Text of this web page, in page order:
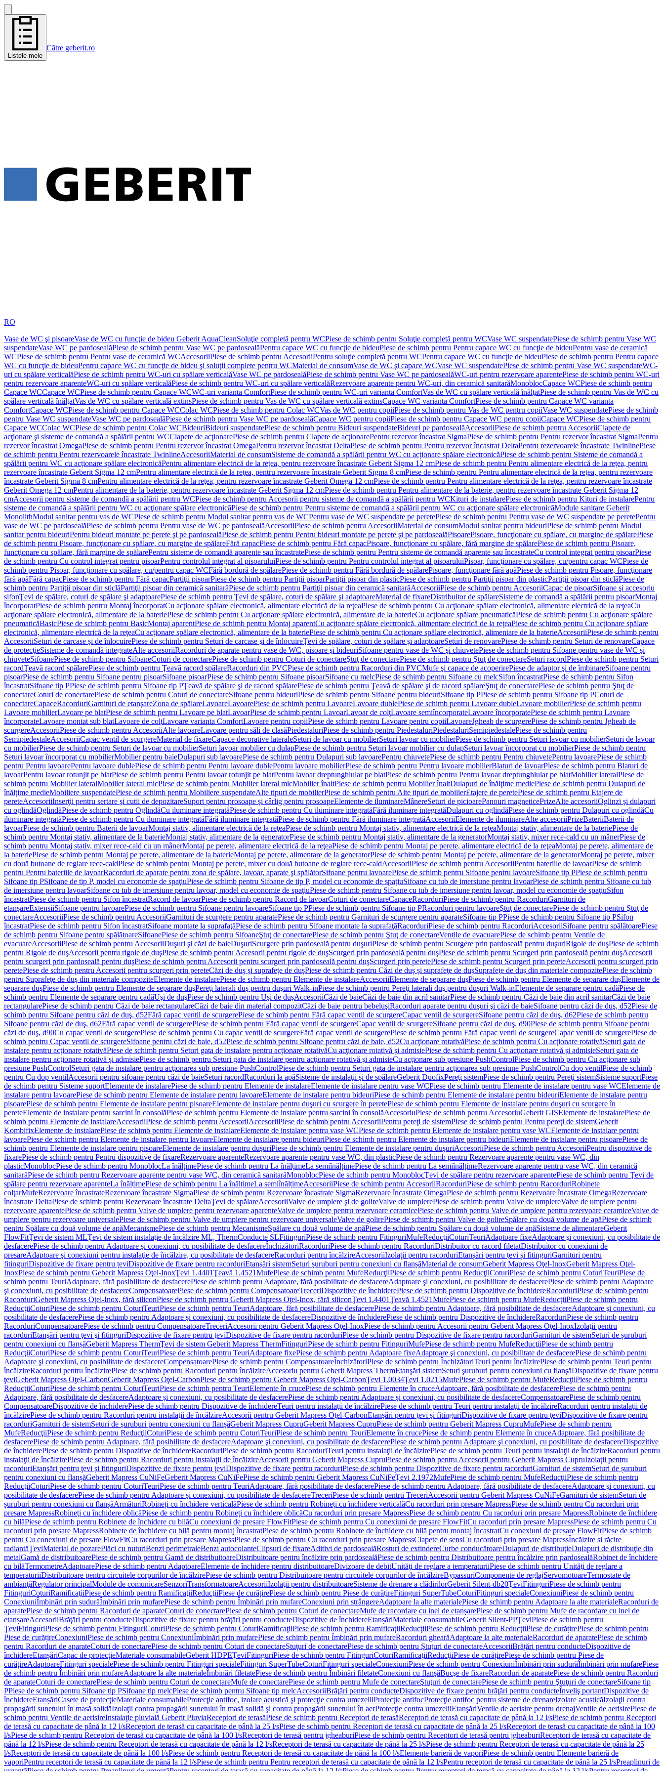
Listele mele
Către geberit.ro
RO
Vase de WC şi pisoareVase de WC cu funcţie de bideu Geberit AquaCleanSoluţie completă pentru WCPiese de schimb pentru Soluţie completă pentru WCVase WC suspendatePiese de schimb pentru Vase WC
suspendateVase WC pe pardosealăPiese de schimb pentru Vase WC pe pardosealăPentru capace WC cu funcţie de bideuPiese de schimb pentru Pentru capace WC cu funcţie de bideuPentru vase de ceramică
WCPiese de schimb pentru Pentru vase de ceramică WCAccesoriiPiese de schimb pentru AccesoriiPentru soluţie completă pentru WCPentru capace WC cu funcţie de bideuPiese de schimb pentru Pentru capace
WC cu funcţie de bideuPentru capace WC cu funcţie de bideu şi soluţii complete pentru WCMaterial de consumVase de WC şi capace WCVase WC suspendatePiese de schimb pentru Vase WC suspendateWC-
uri cu spălare verticalăPiese de schimb pentru WC-uri cu spălare verticalăVase WC pe pardosealăPiese de schimb pentru Vase WC pe pardosealăWC-uri pentru rezervoare aparentePiese de schimb pentru WC-uri
pentru rezervoare aparenteWC-uri cu spălare verticalăPiese de schimb pentru WC-uri cu spălare verticalăRezervoare aparente pentru WC-uri, din ceramică sanitarăMonoblocCapace WCPiese de schimb pentru
Capace WCCapace WCPiese de schimb pentru Capace WCWC-uri varianta ComfortPiese de schimb pentru WC-uri varianta ComfortVas de WC cu spălare verticală înălţatPiese de schimb pentru Vas de WC cu
spălare verticală înălţatVas de WC cu spălare verticală extinsPiese de schimb pentru Vas de WC cu spălare verticală extinsCapace WC varianta ComfortPiese de schimb pentru Capace WC varianta
ComfortCapace WCPiese de schimb pentru Capace WCColac WCPiese de schimb pentru Colac WCVas de WC pentru copiiPiese de schimb pentru Vas de WC pentru copiiVase WC suspendatePiese de schimb
pentru Vase WC suspendateVase WC pe pardosealăPiese de schimb pentru Vase WC pe pardosealăCapace WC pentru copiiPiese de schimb pentru Capace WC pentru copiiCapace WCPiese de schimb pentru
Capace WCColac WCPiese de schimb pentru Colac WCBideuriBideuri suspendatePiese de schimb pentru Bideuri suspendateBideuri pe pardosealăAccesoriiPiese de schimb pentru AccesoriiClapete de
acţionare şi sisteme de comandă a spălării pentru WCClapete de acţionarePiese de schimb pentru Clapete de acţionarePentru rezervor încastrat SigmaPiese de schimb pentru Pentru rezervor încastrat SigmaPentru
rezervor încastrat OmegaPiese de schimb pentru Pentru rezervor încastrat OmegaPentru rezervor încastrat DeltaPiese de schimb pentru Pentru rezervor încastrat DeltaPentru rezervoarele încastrate TwinlinePiese
de schimb pentru Pentru rezervoarele încastrate TwinlineAccesoriiMaterial de consumSisteme de comandă a spălării pentru WC cu acţionare spălare electronicăPiese de schimb pentru Sisteme de comandă a
spălării pentru WC cu acţionare spălare electronicăPentru alimentare electrică de la reţea, pentru rezervoare încastrate Geberit Sigma 12 cmPiese de schimb pentru Pentru alimentare electrică de la reţea, pentru
rezervoare încastrate Geberit Sigma 12 cmPentru alimentare electrică de la reţea, pentru rezervoare încastrate Geberit Sigma 8 cmPiese de schimb pentru Pentru alimentare electrică de la reţea, pentru rezervoare
încastrate Geberit Sigma 8 cmPentru alimentare electrică de la reţea, pentru rezervoare încastrate Geberit Omega 12 cmPiese de schimb pentru Pentru alimentare electrică de la reţea, pentru rezervoare încastrate
Geberit Omega 12 cmPentru alimentare de la baterie, pentru rezervoare încastrate Geberit Sigma 12 cmPiese de schimb pentru Pentru alimentare de la baterie, pentru rezervoare încastrate Geberit Sigma 12
cmAccesorii pentru sisteme de comandă a spălării pentru WCPiese de schimb pentru Accesorii pentru sisteme de comandă a spălării pentru WCKituri de instalarePiese de schimb pentru Kituri de instalarePentru
sisteme de comandă a spălării pentru WC cu acţionare spălare electronicăPiese de schimb pentru Pentru sisteme de comandă a spălării pentru WC cu acţionare spălare electronicăModule sanitare Geberit
MonolithModul sanitar pentru vas de WCPiese de schimb pentru Modul sanitar pentru vas de WCPentru vase de WC suspendate pe peretePiese de schimb pentru Pentru vase de WC suspendate pe peretePentru
vase de WC pe pardosealăPiese de schimb pentru Pentru vase de WC pe pardosealăAccesoriiPiese de schimb pentru AccesoriiMaterial de consumModul sanitar pentru bideuriPiese de schimb pentru Modul
sanitar pentru bideuriPentru bideuri montate pe perete şi pe pardosealăPiese de schimb pentru Pentru bideuri montate pe perete şi pe pardosealăPisoarePisoare, funcţionare cu spălare, cu margine de spălarePiese
de schimb pentru Pisoare, funcţionare cu spălare, cu margine de spălareFără capacPiese de schimb pentru Fără capacPisoare, funcţionare cu spălare, fără margine de spălarePiese de schimb pentru Pisoare,
funcţionare cu spălare, fără margine de spălarePentru sisteme de comandă aparente sau încastratePiese de schimb pentru Pentru sisteme de comandă aparente sau încastrateCu control integrat pentru pisoarPiese
de schimb pentru Cu control integrat pentru pisoarPentru controlul integrat al pisoaruluiPiese de schimb pentru Pentru controlul integrat al pisoaruluiPisoar, funcţionare cu spălare, cu/pentru capac WCPiese de
schimb pentru Pisoar, funcţionare cu spălare, cu/pentru capac WCFără bordură de spălarePiese de schimb pentru Fără bordură de spălarePisoare, funcţionare fără apăPiese de schimb pentru Pisoare, funcţionare
fără apăFără capacPiese de schimb pentru Fără capacPartiţii pisoarPiese de schimb pentru Partiţii pisoarPartiţii pisoar din plasticPiese de schimb pentru Partiţii pisoar din plasticPartiţii pisoar din sticlăPiese de
schimb pentru Partiţii pisoar din sticlăPartiţii pisoar din ceramică sanitarăPiese de schimb pentru Partiţii pisoar din ceramică sanitarăAccesoriiPiese de schimb pentru AccesoriiCapac de pisoarSifoane şi accesoriu
sifonŢevi de spălare, coturi de spălare şi adaptoarePiese de schimb pentru Ţevi de spălare, coturi de spălare şi adaptoareMaterial de fixareDistribuitor de spălareSisteme de comandă a spălării pentru pisoarMontaj
încorporatPiese de schimb pentru Montaj încorporatCu acţionare spălare electronică, alimentare electrică de la reţeaPiese de schimb pentru Cu acţionare spălare electronică, alimentare electrică de la reţeaCu
acţionare spălare electronică, alimentare de la bateriePiese de schimb pentru Cu acţionare spălare electronică, alimentare de la baterieCu acţionare spălare pneumaticăPiese de schimb pentru Cu acţionare spălare
pneumaticăBasicPiese de schimb pentru BasicMontaj aparentPiese de schimb pentru Montaj aparentCu acţionare spălare electronică, alimentare electrică de la reţeaPiese de schimb pentru Cu acţionare spălare
electronică, alimentare electrică de la reţeaCu acţionare spălare electronică, alimentare de la bateriePiese de schimb pentru Cu acţionare spălare electronică, alimentare de la baterieAccesoriiPiese de schimb pentru
AccesoriiSeturi de carcase şi de înlocuirePiese de schimb pentru Seturi de carcase şi de înlocuireŢevi de spălare, coturi de spălare şi adaptoareSeturi de renovarePiese de schimb pentru Seturi de renovareCapace
de protecţieSisteme de comandă integrateAlte accesoriiRacorduri de aparate pentru vase de WC, pisoare şi bideuriSifoane pentru vase de WC şi chiuvetePiese de schimb pentru Sifoane pentru vase de WC şi
chiuveteSifoanePiese de schimb pentru SifoaneCoturi de conectarePiese de schimb pentru Coturi de conectareŞtuţ de conectarePiese de schimb pentru Ştuţ de conectareSeturi racordPiese de schimb pentru Seturi
racordŢeavă racord spălarePiese de schimb pentru Ţeavă racord spălareRacorduri din PVCPiese de schimb pentru Racorduri din PVCMufe şi capace de acoperirePiese de adaptor şi de îmbinareSifoane pentru
pisoarPiese de schimb pentru Sifoane pentru pisoarSifoane pisoarPiese de schimb pentru Sifoane pisoarSifoane cu melcPiese de schimb pentru Sifoane cu melcSifon încastratPiese de schimb pentru Sifon
încastratSifoane tip PPiese de schimb pentru Sifoane tip PŢeavă de spălare şi de racord spălarePiese de schimb pentru Ţeavă de spălare şi de racord spălareŞtuţ de conectarePiese de schimb pentru Ştuţ de
conectareCoturi de conectarePiese de schimb pentru Coturi de conectareSifoane pentru bideuriPiese de schimb pentru Sifoane pentru bideuriSifoane tip PPiese de schimb pentru Sifoane tip PCoturi de
conectareCapaceRacorduriGarnituri de etanşareZona de spălareLavoareLavoarePiese de schimb pentru LavoareLavoare dublePiese de schimb pentru Lavoare dubleLavoare mobilierPiese de schimb pentru
Lavoare mobilierLavoare pe blatPiese de schimb pentru Lavoare pe blatLavoarPiese de schimb pentru LavoarLavoar de colţLavoare semiîncorporateLavoare încorporatePiese de schimb pentru Lavoare
încorporateLavoare montat sub blatLavoare de colţLavoare varianta ComfortLavoare pentru copiiPiese de schimb pentru Lavoare pentru copiiLavoareJgheab de scurgerePiese de schimb pentru Jgheab de
scurgereAccesoriiPiese de schimb pentru AccesoriiAlte lavoareLavoare pentru săli de clasăPiedestaluriPiese de schimb pentru PiedestaluriPiedestaluriSemipiedestalePiese de schimb pentru
SemipiedestaleAccesoriiCapac ventil de scurgereMaterial de fixareCapace decorative lateraleSeturi de lavoar cu mobilierSeturi lavoar cu mobilierPiese de schimb pentru Seturi lavoar cu mobilierSeturi de lavoar
cu mobilierPiese de schimb pentru Seturi de lavoar cu mobilierSeturi lavoar mobilier cu dulapPiese de schimb pentru Seturi lavoar mobilier cu dulapSeturi lavoar încorporat cu mobilierPiese de schimb pentru
Seturi lavoar încorporat cu mobilierMobilier pentru baieDulapuri sub lavoarePiese de schimb pentru Dulapuri sub lavoarePentru chiuvetePiese de schimb pentru Pentru chiuvetePentru lavoarePiese de schimb
pentru Pentru lavoarePentru lavoare dublePiese de schimb pentru Pentru lavoare dublePentru lavoare mobilierPiese de schimb pentru Pentru lavoare mobilierBlaturi de lavoarPiese de schimb pentru Blaturi de
lavoarPentru lavoar rotunjit pe blatPiese de schimb pentru Pentru lavoar rotunjit pe blatPentru lavoar dreptunghiular pe blatPiese de schimb pentru Pentru lavoar dreptunghiular pe blatMobilier lateralPiese de
schimb pentru Mobilier lateralMobilier lateral micPiese de schimb pentru Mobilier lateral micMobilier înaltPiese de schimb pentru Mobilier înaltDulapuri de înălţime mediePiese de schimb pentru Dulapuri de
înălţime medieMobiliere suspendatePiese de schimb pentru Mobiliere suspendateAlte tipuri de mobilierPiese de schimb pentru Alte tipuri de mobilierEtajere de peretePiese de schimb pentru Etajere de
pereteAccesoriiInserţii pentru sertare şi cutii de depozitareSuport pentru prosoape şi cârlig pentru prosoapeElemente de iluminareMânereSeturi de picioarePanouri magneticePrizeAlte accesoriiOglinzi şi dulapuri
cu oglindăOglindăPiese de schimb pentru OglindăCu iluminare integratăPiese de schimb pentru Cu iluminare integratăFără iluminare integratăDulapuri cu oglindăPiese de schimb pentru Dulapuri cu oglindăCu
iluminare integratăPiese de schimb pentru Cu iluminare integratăFără iluminare integratăPiese de schimb pentru Fără iluminare integratăAccesoriiElemente de iluminareAlte accesoriiPrizeBateriiBaterii de
lavoarPiese de schimb pentru Baterii de lavoarMontaj stativ, alimentare electrică de la reţeaPiese de schimb pentru Montaj stativ, alimentare electrică de la reţeaMontaj stativ, alimentare de la bateriePiese de
schimb pentru Montaj stativ, alimentare de la baterieMontaj stativ, alimentare de la generatorPiese de schimb pentru Montaj stativ, alimentare de la generatorMontaj stativ, mixer rece-cald cu un mânerPiese de
schimb pentru Montaj stativ, mixer rece-cald cu un mânerMontaj pe perete, alimentare electrică de la reţeaPiese de schimb pentru Montaj pe perete, alimentare electrică de la reţeaMontaj pe perete, alimentare de
la bateriePiese de schimb pentru Montaj pe perete, alimentare de la baterieMontaj pe perete, alimentare de la generatorPiese de schimb pentru Montaj pe perete, alimentare de la generatorMontaj pe perete, mixer
cu două butoane de reglare rece-caldPiese de schimb pentru Montaj pe perete, mixer cu două butoane de reglare rece-caldAccesoriiPiese de schimb pentru AccesoriiPentru bateriile de lavoarPiese de schimb
pentru Pentru bateriile de lavoarRacorduri de aparate pentru zona de spălare, lavoar, aparate şi spălătorSifoane pentru lavoarePiese de schimb pentru Sifoane pentru lavoareSifoane tip PPiese de schimb pentru
Sifoane tip PSifoane de tip P, model cu economie de spaţiuPiese de schimb pentru Sifoane de tip P, model cu economie de spaţiuSifoane cu tub de imersiune pentru lavoarPiese de schimb pentru Sifoane cu tub
de imersiune pentru lavoarSifoane cu tub de imersiune pentru lavoar, model cu economie de spaţiuPiese de schimb pentru Sifoane cu tub de imersiune pentru lavoar, model cu economie de spaţiuSifon
încastratPiese de schimb pentru Sifon încastratRacord de lavoarPiese de schimb pentru Racord de lavoarCoturi de conectareCapaceRacorduriPiese de schimb pentru RacorduriGarnituri de
etanşareExtensiiSifoane pentru lavoarePiese de schimb pentru Sifoane pentru lavoareSifoane tip PPiese de schimb pentru Sifoane tip PRacorduri pentru lavoareŞtuţ de conectarePiese de schimb pentru Ştuţ de
conectareAccesoriiPiese de schimb pentru AccesoriiGarnituri de scurgere pentru aparatePiese de schimb pentru Garnituri de scurgere pentru aparateSifoane tip PPiese de schimb pentru Sifoane tip PSifon
încastratPiese de schimb pentru Sifon încastratSifoane montate la suprafaţăPiese de schimb pentru Sifoane montate la suprafaţăRacorduriPiese de schimb pentru RacorduriAccesoriiSifoane pentru spălătoarePiese
de schimb pentru Sifoane pentru spălătoareSifoanePiese de schimb pentru SifoaneŞtuţ de conectarePiese de schimb pentru Ştuţ de conectareVentile de evacuarePiese de schimb pentru Ventile de
evacuareAccesoriiPiese de schimb pentru AccesoriiDuşuri şi căzi de baieDuşuriScurgere prin pardoseală pentru duşuriPiese de schimb pentru Scurgere prin pardoseală pentru duşuriRigole de duşPiese de schimb
pentru Rigole de duşAccesorii pentru rigole de duşPiese de schimb pentru Accesorii pentru rigole de duşScurgeri prin pardoseală pentru duşPiese de schimb pentru Scurgeri prin pardoseală pentru duşAccesorii
pentru scurgeri prin pardoseală pentru duşPiese de schimb pentru Accesorii pentru scurgeri prin pardoseală pentru duşScurgeri prin peretePiese de schimb pentru Scurgeri prin pereteAccesorii pentru scurgeri prin
peretePiese de schimb pentru Accesorii pentru scurgeri prin pereteCăzi de duş şi suprafeţe de duşPiese de schimb pentru Căzi de duş şi suprafeţe de duşSuprafeţe de duş din materiale compozitePiese de schimb
pentru Suprafeţe de duş din materiale compoziteElemente de instalarePiese de schimb pentru Elemente de instalareAccesoriiElemente de separare duşPiese de schimb pentru Elemente de separare duşElemente de
separare duşPiese de schimb pentru Elemente de separare duşPereţi laterali duş pentru duşuri Walk-inPiese de schimb pentru Pereţi laterali duş pentru duşuri Walk-inElemente de separare pentru cadăPiese de
schimb pentru Elemente de separare pentru cadăUşi de duşPiese de schimb pentru Uşi de duşAccesoriiCăzi de baieCăzi de baie din acril sanitarPiese de schimb pentru Căzi de baie din acril sanitarCăzi de baie
rectangularePiese de schimb pentru Căzi de baie rectangulareCăzi de baie din material compozitCăzi de baie pentru bebeluşiRacorduri aparate pentru duşuri şi căzi de baieSifoane pentru căzi de duş, d52Piese de
schimb pentru Sifoane pentru căzi de duş, d52Fără capac ventil de scurgerePiese de schimb pentru Fără capac ventil de scurgereCapac ventil de scurgereSifoane pentru căzi de duş, d62Piese de schimb pentru
Sifoane pentru căzi de duş, d62Fără capac ventil de scurgerePiese de schimb pentru Fără capac ventil de scurgereCapac ventil de scurgereSifoane pentru căzi de duş, d90Piese de schimb pentru Sifoane pentru
căzi de duş, d90Cu capac ventil de scurgerePiese de schimb pentru Cu capac ventil de scurgereFără capac ventil de scurgerePiese de schimb pentru Fără capac ventil de scurgereCapac ventil de scurgerePiese de
schimb pentru Capac ventil de scurgereSifoane pentru căzi de baie, d52Piese de schimb pentru Sifoane pentru căzi de baie, d52Cu acţionare rotativăPiese de schimb pentru Cu acţionare rotativăSeturi gata de
instalare pentru acţionare rotativăPiese de schimb pentru Seturi gata de instalare pentru acţionare rotativăCu acţionare rotativă şi admisiePiese de schimb pentru Cu acţionare rotativă şi admisieSeturi gata de
instalare pentru acţionare rotativă şi admisiePiese de schimb pentru Seturi gata de instalare pentru acţionare rotativă şi admisieCu acţionare sub presiune PushControlPiese de schimb pentru Cu acţionare sub
presiune PushControlSeturi gata de instalare pentru acţionarea sub presiune PushControlPiese de schimb pentru Seturi gata de instalare pentru acţionarea sub presiune PushControlCu dop ventilPiese de schimb
pentru Cu dop ventilAccesorii pentru sifoane pentru căzi de baieSeturi racordRacorduri la apăSisteme de instalaţii şi de spălareGeberit DuofixPereţi sistemPiese de schimb pentru Pereţi sistemSisteme suportPiese
de schimb pentru Sisteme suportElemente de instalarePiese de schimb pentru Elemente de instalareElemente de instalare pentru vase WCPiese de schimb pentru Elemente de instalare pentru vase WCElemente de
instalare pentru lavoarePiese de schimb pentru Elemente de instalare pentru lavoareElemente de instalare pentru bideuriPiese de schimb pentru Elemente de instalare pentru bideuriElemente de instalare pentru
pisoarePiese de schimb pentru Elemente de instalare pentru pisoareElemente de instalare pentru duşuri cu scurgere în peretePiese de schimb pentru Elemente de instalare pentru duşuri cu scurgere în
pereteElemente de instalare pentru sarcini în consolăPiese de schimb pentru Elemente de instalare pentru sarcini în consolăAccesoriuPiese de schimb pentru AccesoriuGeberit GISElemente de instalarePiese de
schimb pentru Elemente de instalareAccesoriiPiese de schimb pentru AccesoriiAccesoriiPiese de schimb pentru AccesoriiPentru pereţi de sistemPiese de schimb pentru Pentru pereţi de sistemGeberit
KombifixElemente de instalarePiese de schimb pentru Elemente de instalareElemente de instalare pentru vase WCPiese de schimb pentru Elemente de instalare pentru vase WCElemente de instalare pentru
lavoarePiese de schimb pentru Elemente de instalare pentru lavoareElemente de instalare pentru bideuriPiese de schimb pentru Elemente de instalare pentru bideuriElemente de instalare pentru pisoarePiese de
schimb pentru Elemente de instalare pentru pisoareElemente de instalare pentru duşuriPiese de schimb pentru Elemente de instalare pentru duşuriAccesoriiPiese de schimb pentru AccesoriiPentru dispozitive de
fixarePiese de schimb pentru Pentru dispozitive de fixareRezervoare aparenteRezervoare aparente pentru vase WC, din plasticPiese de schimb pentru Rezervoare aparente pentru vase WC, din
plasticMonoblocPiese de schimb pentru MonoblocLa înălțimePiese de schimb pentru La înălțimeLa semiînălțimePiese de schimb pentru La semiînălțimeRezervoare aparente pentru vase WC, din ceramică
sanitarăPiese de schimb pentru Rezervoare aparente pentru vase WC, din ceramică sanitarăMonoblocPiese de schimb pentru MonoblocŢevi de spălare pentru rezervoare aparentePiese de schimb pentru Ţevi de
spălare pentru rezervoare aparenteLa înălțimePiese de schimb pentru La înălțimeLa semiînălțimeAccesoriiPiese de schimb pentru AccesoriiRacorduriPiese de schimb pentru RacorduriRobinete
colţarMufeRezervoare încastrateRezervoare încastrate SigmaPiese de schimb pentru Rezervoare încastrate SigmaRezervoare încastrate OmegaPiese de schimb pentru Rezervoare încastrate OmegaRezervoare
încastrate DeltaPiese de schimb pentru Rezervoare încastrate DeltaŢevi de spălareAccesoriiValve de umplere şi de golireValve de umplerePiese de schimb pentru Valve de umplereValve de umplere pentru
rezervoare aparentePiese de schimb pentru Valve de umplere pentru rezervoare aparenteValve de umplere pentru rezervoare ceramicePiese de schimb pentru Valve de umplere pentru rezervoare ceramiceValve de
umplere pentru rezervoare universalePiese de schimb pentru Valve de umplere pentru rezervoare universaleValve de golirePiese de schimb pentru Valve de golireSpălare cu două volume de apăPiese de schimb
pentru Spălare cu două volume de apăMecanismePiese de schimb pentru MecanismeSpălare cu două volume de apăPiese de schimb pentru Spălare cu două volume de apăSisteme de alimentareGeberit
FlowFitŢevi de sistem MLŢevi de sistem instalaţie de încălzire ML, ThermConducte SLFitinguriPiese de schimb pentru FitinguriMufeReducţiiCoturiTeuriAdaptoare fixeAdaptoare şi conexiuni, cu posibilitate de
desfacerePiese de schimb pentru Adaptoare şi conexiuni, cu posibilitate de desfacereÎnchizătoriRacorduriPiese de schimb pentru RacorduriDistribuitor cu racord filetatDistribuitor cu conexiuni de
presareAdaptoare şi conexiuni pentru instalaţie de încălzire, cu posibilitate de desfacereRacorduri pentru încălzireAccesoriiIzolații pentru racorduriEtanșări pentru țevi și fitinguriGarnituri pentru
fitinguriDispozitive de fixare pentru țeviDispozitive de fixare pentru racorduriEtanșări sistemSeturi șuruburi pentru conexiuni cu flanșăMaterial de consumGeberit Mapress Oţel-InoxGeberit Mapress Oţel-
InoxPiese de schimb pentru Geberit Mapress Oţel-InoxŢevi 1.4401Ţeavă 1.4521MufePiese de schimb pentru MufeReducţiiPiese de schimb pentru ReducţiiCoturiPiese de schimb pentru CoturiTeuriPiese de
schimb pentru TeuriAdaptoare, fără posibilitate de desfacerePiese de schimb pentru Adaptoare, fără posibilitate de desfacereAdaptoare şi conexiuni, cu posibilitate de desfacerePiese de schimb pentru Adaptoare
şi conexiuni, cu posibilitate de desfacereCompensatoarePiese de schimb pentru CompensatoareTreceriDispozitive de închiderePiese de schimb pentru Dispozitive de închidereRacorduriPiese de schimb pentru
RacorduriGeberit Mapress Oţel-Inox, fără siliconPiese de schimb pentru Geberit Mapress Oţel-Inox, fără siliconŢevi 1.4401Ţeavă 1.4521MufePiese de schimb pentru MufeReducţiiPiese de schimb pentru
ReducţiiCoturiPiese de schimb pentru CoturiTeuriPiese de schimb pentru TeuriAdaptoare, fără posibilitate de desfacerePiese de schimb pentru Adaptoare, fără posibilitate de desfacereAdaptoare şi conexiuni, cu
posibilitate de desfacerePiese de schimb pentru Adaptoare şi conexiuni, cu posibilitate de desfacereDispozitive de închiderePiese de schimb pentru Dispozitive de închidereRacorduriPiese de schimb pentru
RacorduriCompensatoarePiese de schimb pentru CompensatoareTreceriAccesorii pentru Geberit Mapress Oţel-InoxPiese de schimb pentru Accesorii pentru Geberit Mapress Oţel-InoxIzolaţii pentru
racorduriEtanşări pentru ţevi şi fitinguriDispozitive de fixare pentru ţeviDispozitive de fixare pentru racorduriPiese de schimb pentru Dispozitive de fixare pentru racorduriGarnituri de sistemSeturi de șuruburi
pentru conexiuni cu flanșăGeberit Mapress ThermŢevi de sistem Geberit Mapress ThermFitinguriPiese de schimb pentru FitinguriMufePiese de schimb pentru MufeReducţiiPiese de schimb pentru
ReducţiiCoturiPiese de schimb pentru CoturiTeuriPiese de schimb pentru TeuriAdaptoare fixePiese de schimb pentru Adaptoare fixeAdaptoare şi conexiuni, cu posibilitate de desfacerePiese de schimb pentru
Adaptoare şi conexiuni, cu posibilitate de desfacereCompensatoarePiese de schimb pentru CompensatoareÎnchizătoriPiese de schimb pentru ÎnchizătoriTeuri pentru încălzirePiese de schimb pentru Teuri pentru
încălzireRacorduri pentru încălzirePiese de schimb pentru Racorduri pentru încălzireAccesoriu pentru Geberit Mapress ThermEtanşări sistemSeturi şuruburi pentru conexiuni cu flanşăDispozitive de fixare pentru
ţeviGeberit Mapress Oţel-CarbonGeberit Mapress Oţel-CarbonPiese de schimb pentru Geberit Mapress Oţel-CarbonŢevi 1.0034Ţevi 1.0215MufePiese de schimb pentru MufeReducţiiPiese de schimb pentru
ReducţiiCoturiPiese de schimb pentru CoturiTeuriPiese de schimb pentru TeuriElemente în crucePiese de schimb pentru Elemente în cruceAdaptoare, fără posibilitate de desfacerePiese de schimb pentru
Adaptoare, fără posibilitate de desfacereAdaptoare şi conexiuni, cu posibilitate de desfacerePiese de schimb pentru Adaptoare şi conexiuni, cu posibilitate de desfacereCompensatoarePiese de schimb pentru
CompensatoareDispozitive de închiderePiese de schimb pentru Dispozitive de închidereTeuri pentru instalaţii de încălzirePiese de schimb pentru Teuri pentru instalaţii de încălzireRacorduri pentru instalaţii de
încălzirePiese de schimb pentru Racorduri pentru instalaţii de încălzireAccesorii pentru Geberit Mapress Oţel-CarbonEtanşări pentru ţevi şi fitinguriDispozitive de fixare pentru ţeviDispozitive de fixare pentru
racorduriGarnituri de sistemSeturi de șuruburi pentru conexiuni cu flanșăGeberit Mapress CupruGeberit Mapress CupruPiese de schimb pentru Geberit Mapress CupruMufePiese de schimb pentru
MufeReducţiiPiese de schimb pentru ReducţiiCoturiPiese de schimb pentru CoturiTeuriPiese de schimb pentru TeuriElemente în crucePiese de schimb pentru Elemente în cruceAdaptoare, fără posibilitate de
desfacerePiese de schimb pentru Adaptoare, fără posibilitate de desfacereAdaptoare şi conexiuni, cu posibilitate de desfacerePiese de schimb pentru Adaptoare şi conexiuni, cu posibilitate de desfacereDispozitive
de închiderePiese de schimb pentru Dispozitive de închidereRacorduriPiese de schimb pentru RacorduriTeuri pentru instalaţii de încălzirePiese de schimb pentru Teuri pentru instalaţii de încălzireRacorduri pentru
instalaţii de încălzirePiese de schimb pentru Racorduri pentru instalaţii de încălzireAccesorii pentru Geberit Mapress CupruPiese de schimb pentru Accesorii pentru Geberit Mapress CupruIzolaţii pentru
racorduriEtanşări pentru ţevi şi fitinguriDispozitive de fixare pentru ţeviDispozitive de fixare pentru racorduriPiese de schimb pentru Dispozitive de fixare pentru racorduriGarnituri de sistemSeturi de șuruburi
pentru conexiuni cu flanșăGeberit Mapress CuNiFeGeberit Mapress CuNiFePiese de schimb pentru Geberit Mapress CuNiFeŢevi 2.1972MufePiese de schimb pentru MufeReducţiiPiese de schimb pentru
ReducţiiCoturiPiese de schimb pentru CoturiTeuriPiese de schimb pentru TeuriAdaptoare, fără posibilitate de desfacerePiese de schimb pentru Adaptoare, fără posibilitate de desfacereAdaptoare şi conexiuni, cu
posibilitate de desfacerePiese de schimb pentru Adaptoare şi conexiuni, cu posibilitate de desfacereTreceriPiese de schimb pentru TreceriAccesorii pentru Geberit Mapress CuNiFeGarnituri de sistemSeturi de
șuruburi pentru conexiuni cu flanșăArmăturiRobineți cu închidere verticalăPiese de schimb pentru Robineți cu închidere verticalăCu racorduri prin presare MapressPiese de schimb pentru Cu racorduri prin
presare MapressRobineți cu închidere oblicăPiese de schimb pentru Robineți cu închidere oblicăCu racorduri prin presare MapressPiese de schimb pentru Cu racorduri prin presare MapressRobinete de închidere
cu bilăPiese de schimb pentru Robinete de închidere cu bilăCu conexiuni de presare FlowFitPiese de schimb pentru Cu conexiuni de presare FlowFitCu racorduri prin presare MapressPiese de schimb pentru Cu
racorduri prin presare MapressRobinete de închidere cu bilă pentru montaj încastratPiese de schimb pentru Robinete de închidere cu bilă pentru montaj încastratCu conexiuni de presare FlowFitPiese de schimb
pentru Cu conexiuni de presare FlowFitCu racorduri prin presare MapressPiese de schimb pentru Cu racorduri prin presare MapressClapete de sensCu racorduri prin presare MapressÎncălzire și răcire
radiantăŢeviMaterial de pozarePlăci cu nuturiBenzi perimetraleBenzi autocolanteClipsuri de fixareAditivi de pardosealăRosturi de extindereCurbe conducătoareDulapuri de distribuţieDulapuri de distribuţie din
metalGamă de distribuitoarePiese de schimb pentru Gamă de distribuitoareDistribuitoare pentru încălzire prin pardosealăPiese de schimb pentru Distribuitoare pentru încălzire prin pardosealăRobinet de închidere
cu bilăTermometreAdaptoarePiese de schimb pentru AdaptoareElemente de închidere pentru distribuitoareDivizoare de debitUnităţi de reglare a temperaturiiPiese de schimb pentru Unităţi de reglare a
temperaturiiDistribuitoare pentru circuitele corpurilor de încălzirePiese de schimb pentru Distribuitoare pentru circuitele corpurilor de încălzireBypassuriComponente de reglajServomotoareTermostate de
ambianţăRegulator principalModule de comunicareSenzoriTransformatoareAccesoriiIzolaţii pentru distribuitoareSisteme de drenare a clădirilorGeberit Silent-db20ŢeviFitinguriPiese de schimb pentru
FitinguriCoturiRamificaţiiPiese de schimb pentru RamificaţiiReducţiiPiese de curățirePiese de schimb pentru Piese de curățireFitinguri SuperTubeCoturiFitinguri specialeConexiuniPiese de schimb pentru
ConexiuniÎmbinări prin sudurăÎmbinări prin mufarePiese de schimb pentru Îmbinări prin mufareConexiuni prin strângereAdaptoare la alte materialePiese de schimb pentru Adaptoare la alte materialeRacorduri de
aparatePiese de schimb pentru Racorduri de aparateCoturi de conectarePiese de schimb pentru Coturi de conectareMufe de racordare cu inel de etanșarePiese de schimb pentru Mufe de racordare cu inel de
etanșareAccesoriiBrăţări pentru conducteDispozitive de fixare pentru brăţări pentru conducteDispozitive de închidereEtanșăriMateriale consumabileGeberit Silent-PPŢeviPiese de schimb pentru
ŢeviFitinguriPiese de schimb pentru FitinguriCoturiPiese de schimb pentru CoturiRamificaţiiPiese de schimb pentru RamificaţiiReducţiiPiese de schimb pentru ReducţiiPiese de curățirePiese de schimb pentru
Piese de curățireConexiuniPiese de schimb pentru ConexiuniÎmbinări prin mufarePiese de schimb pentru Îmbinări prin mufareRacorduri ghearăAdaptoare la alte materialeRacorduri de aparatePiese de schimb
pentru Racorduri de aparateCoturi de conectarePiese de schimb pentru Coturi de conectareŞtuţuri de conectarePiese de schimb pentru Ştuţuri de conectareAccesoriiBrățări pentru conducteDispozitive de
închidereEtanșăriCapac de protecțieMateriale consumabileGeberit HDPEŢeviFitinguriPiese de schimb pentru FitinguriCoturiRamificaţiiReducţiiPiese de curățirePiese de schimb pentru Piese de
curățireAdaptoareFitinguri specialePiese de schimb pentru Fitinguri specialeFitinguri SuperTubeCoturiFitinguri specialeConexiuniPiese de schimb pentru ConexiuniÎmbinări prin sudurăÎmbinări prin mufarePiese
de schimb pentru Îmbinări prin mufareAdaptoare la alte materialeÎmbinări filetatePiese de schimb pentru Îmbinări filetateConexiuni cu flanşăBucşe de fixareRacorduri de aparatePiese de schimb pentru Racorduri
de aparateCoturi de conectarePiese de schimb pentru Coturi de conectareMufe de conectarePiese de schimb pentru Mufe de conectareŞtuţuri de conectarePiese de schimb pentru Ştuţuri de conectareSifoane tip
PPiese de schimb pentru Sifoane tip PSifoane tip melcPiese de schimb pentru Sifoane tip melcAccesoriiBrăţări pentru conducteDispozitive de fixare pentru brăţări pentru conducteÎnveliş portantDispozitive de
închidereEtanșăriCasete de protecţieMateriale consumabileProtecţie antifoc, izolare acustică şi protecţie contra umezeliiProtecţie antifocProtecţie antifoc pentru sisteme de drenareIzolare acusticăIzolaţii contra
propagării sunetului în masă solidăIzolaţii contra propagării sunetului în masă solidă şi contra propagării sunetului în aerProtecţie contra umezeliiEtanşăriVentile de aerisire pentru drenajVentile de aerisirePiese de
schimb pentru Ventile de aerisireInstalaţie pluvială Geberit PluviaReceptori de terasăPiese de schimb pentru Receptori de terasăReceptori de terasă cu capacitate de până la 12 l/sPiese de schimb pentru Receptori
de terasă cu capacitate de până la 12 l/sReceptori de terasă cu capacitate de până la 25 l/sPiese de schimb pentru Receptori de terasă cu capacitate de până la 25 l/sReceptori de terasă cu capacitate de până la 100
l/sPiese de schimb pentru Receptori de terasă cu capacitate de până la 100 l/sReceptori de terasă pentru jgheaburiPiese de schimb pentru Receptori de terasă pentru jgheaburiReceptori de terasă cu capacitate de
până la 12 l/sPiese de schimb pentru Receptori de terasă cu capacitate de până la 12 l/sReceptori de terasă cu capacitate de până la 25 l/sPiese de schimb pentru Receptori de terasă cu capacitate de până la 25
l/sReceptori de terasă cu capacitate de până la 100 l/sPiese de schimb pentru Receptori de terasă cu capacitate de până la 100 l/sElemente barieră de vaporiPiese de schimb pentru Elemente barieră de
vaporiPentru receptori de terasă cu capacitate de până la 12 l/sPiese de schimb pentru Pentru receptori de terasă cu capacitate de până la 12 l/sPentru receptori de terasă cu capacitate de până la 25 l/sPreaplinuri de